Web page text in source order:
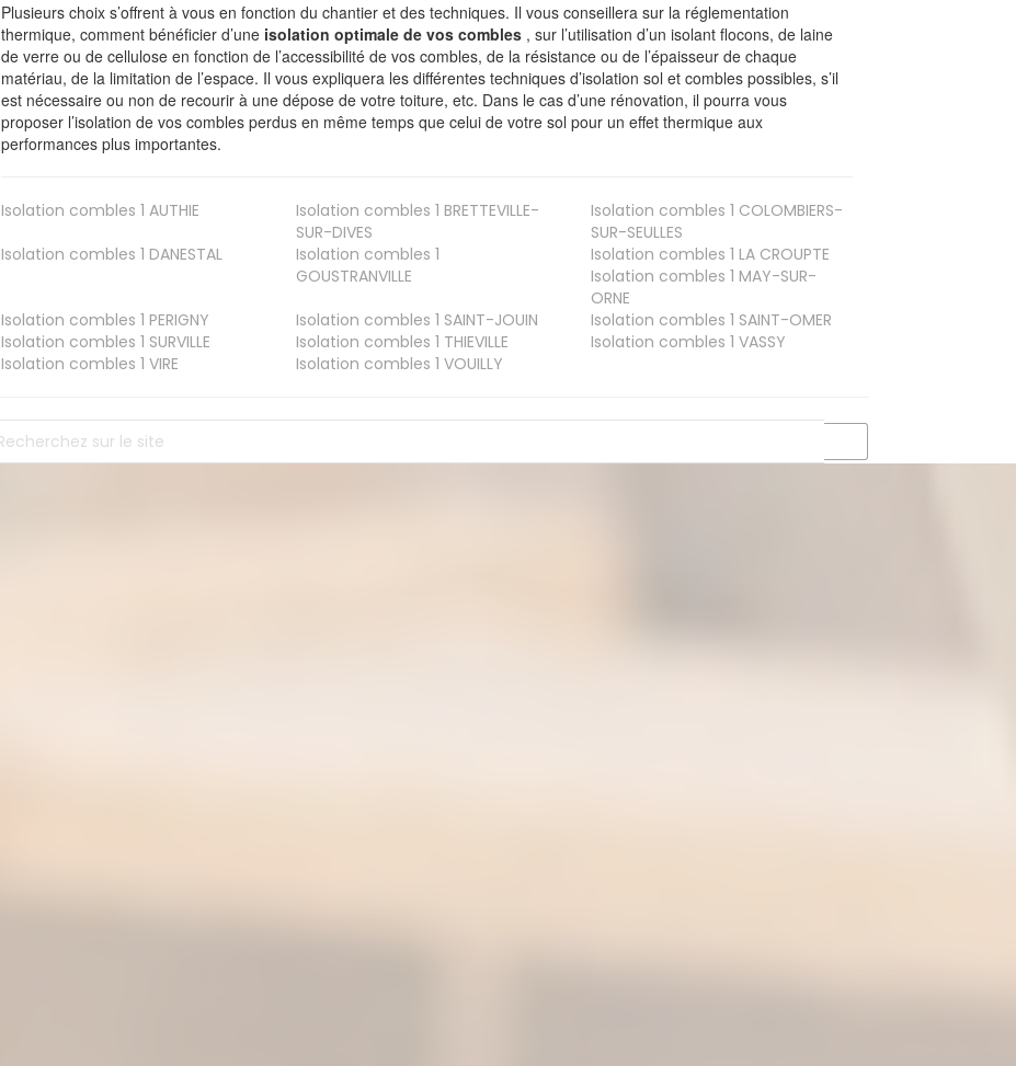
Plusieurs choix s’offrent à vous en fonction du chantier et des techniques. Il vous conseillera sur la réglementation
thermique, comment bénéficier d’une isolation optimale de vos combles , sur l’utilisation d’un isolant flocons, de laine
de verre ou de cellulose en fonction de l’accessibilité de vos combles, de la résistance ou de l’épaisseur de chaque
matériau, de la limitation de l’espace. Il vous expliquera les différentes techniques d’isolation sol et combles possibles, s’il
est nécessaire ou non de recourir à une dépose de votre toiture, etc. Dans le cas d’une rénovation, il pourra vous
proposer l’isolation de vos combles perdus en même temps que celui de votre sol pour un effet thermique aux
performances plus importantes.
Isolation combles 1 AUTHIE Isolation combles 1 BRETTEVILLE-
SUR-DIVES
Isolation combles 1 COLOMBIERS-
SUR-SEULLES
Isolation combles 1 DANESTAL
Isolation combles 1
GOUSTRANVILLE
Isolation combles 1 LA CROUPTE
Isolation combles 1 MAY-SUR-
ORNE
Isolation combles 1 PERIGNY Isolation combles 1 SAINT-JOUIN Isolation combles 1 SAINT-OMER
Isolation combles 1 SURVILLE Isolation combles 1 THIEVILLE Isolation combles 1 VASSY
Isolation combles 1 VIRE Isolation combles 1 VOUILLY